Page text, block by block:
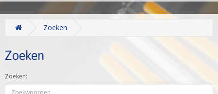
Zoeken
Zoeken
Zoeken: